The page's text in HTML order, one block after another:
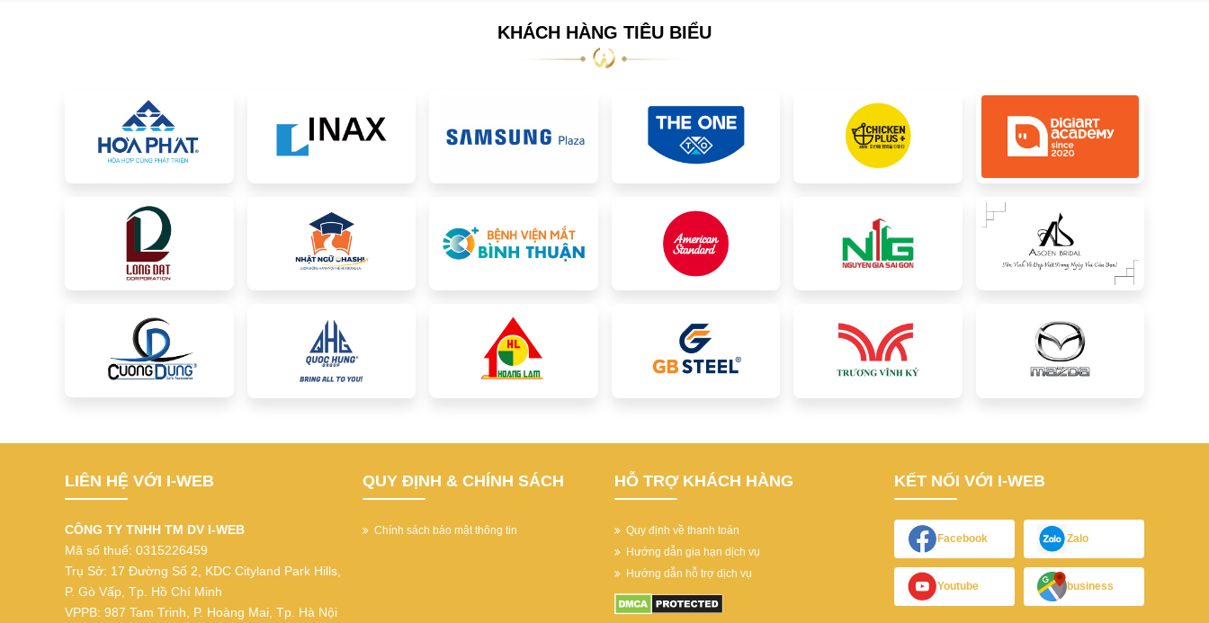
KHÁCH HÀNG TIÊU BIỂU
LIÊN HỆ VỚI I-WEB
CÔNG TY TNHH TM DV I-WEB
Mã số thuế: 0315226459
Trụ Sở: 17 Đường Số 2, KDC Cityland Park Hills,
P. Gò Vấp, Tp. Hồ Chí Minh
VPPB: 987 Tam Trinh, P. Hoàng Mai, Tp. Hà Nội
QUY ĐỊNH & CHÍNH SÁCH
Chính sách bảo mật thông tin
HỖ TRỢ KHÁCH HÀNG
Quy định về thanh toán
Hướng dẫn gia hạn dịch vụ
Hướng dẫn hỗ trợ dịch vụ
KẾT NỐI VỚI I-WEB
Facebook Zalo
Youtube business